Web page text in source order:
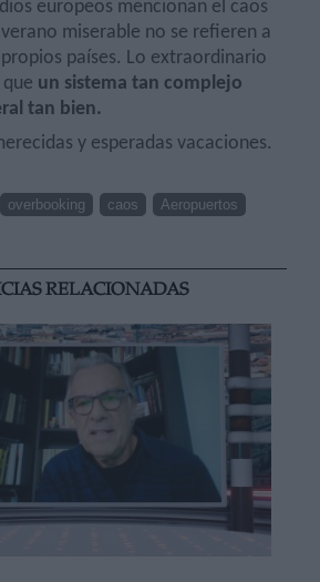
europeos mencionan el caos
miserable no se refieren a
propios países. Lo extraordinario
un sistema tan complejo
tan bien.
y esperadas vacaciones.
overbooking caos
Aeropuertos
RELACIONADAS